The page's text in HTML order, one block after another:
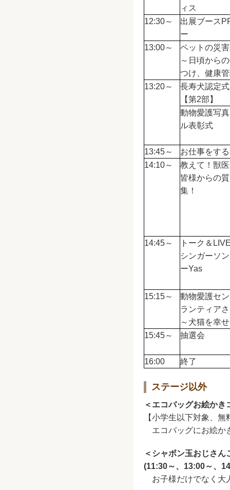
ィス
12:30～
出展ブース
ー
13:00～
ペットの災
～日頃から
つけ、健康
13:20～
長寿犬認定式
【第2部】
動物愛護写
ル表彰式
13:45～
お仕事をす
14:10～
教えて！獣
皆様からの
集！
14:45～
トーク＆
シンガーソ
ーYas
15:15～
動物愛護セ
ランティア
～犬猫を幸
15:45～
抽選会
16:00 終了
ステージ以外
＜エコバッグお絵か
【小学生以下対象、
エコバッグにお絵か
＜シャボン玉おじさ
(11:30～、13:00～、
お子様だけでなく大